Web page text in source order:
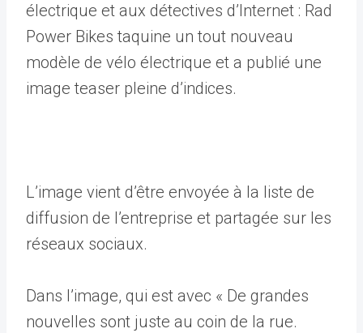
électrique et aux détectives d’Internet : Rad
Power Bikes taquine un tout nouveau
modèle de vélo électrique et a publié une
image teaser pleine d’indices.
L’image vient d’être envoyée à la liste de
diffusion de l’entreprise et partagée sur les
réseaux sociaux.
Dans l’image, qui est avec « De grandes
nouvelles sont juste au coin de la rue.